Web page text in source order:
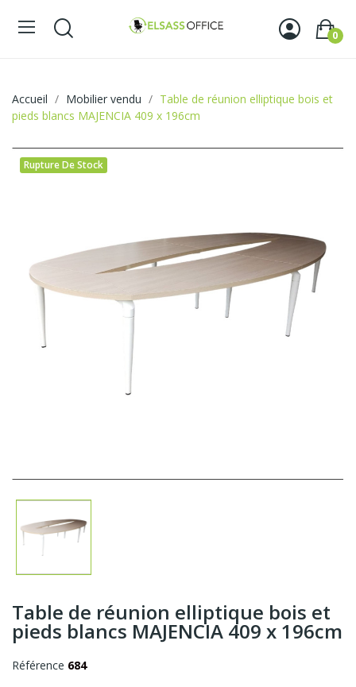
0
Accueil Mobilier vendu
Table de réunion elliptique bois et
pieds blancs MAJENCIA 409 x 196cm
Rupture De Stock
Table de réunion elliptique bois et
pieds blancs MAJENCIA 409 x 196cm
Référence 684